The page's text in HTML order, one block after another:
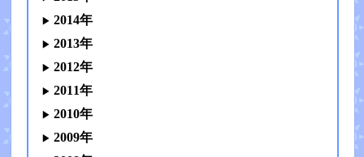
2014年
2013年
2012年
2011年
2010年
2009年